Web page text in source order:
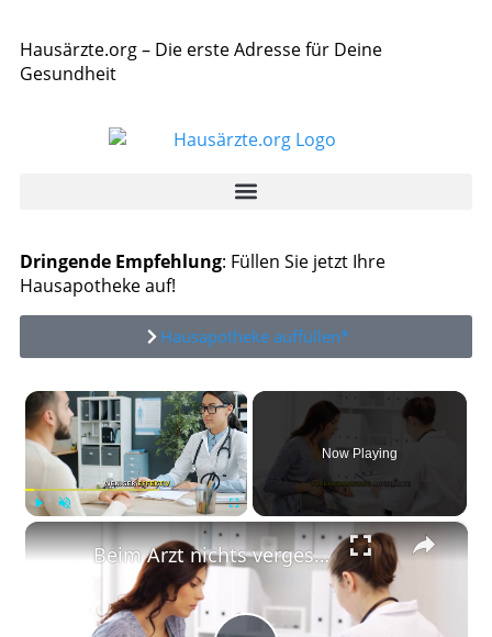
Hausärzte.org – Die erste Adresse für Deine
Gesundheit
Dringende Empfehlung: Füllen Sie jetzt Ihre
Hausapotheke auf!
Hausapotheke auffüllen*
×
Now Playing
×
Beim Arzt nichts vergessen - Diese 5 Infos sind entscheidend!